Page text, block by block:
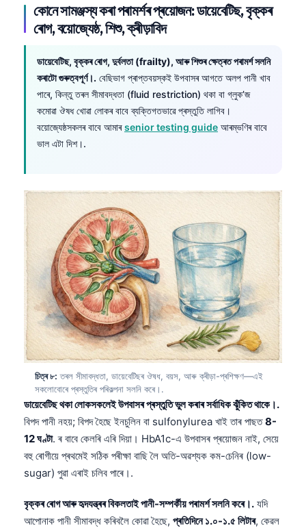
কোনে সামঞ্জস্য কৰা পৰামৰ্শৰ প্ৰয়োজন: ডায়েবেটিছ, বৃক্কৰ
ৰোগ, বয়োজ্যেষ্ঠ, শিশু, ক্ৰীড়াবিদ
ডায়েবেটিছ, বৃক্কৰ ৰোগ, দুৰ্বলতা (frailty), আৰু শিশুৰ ক্ষেত্ৰত পৰামৰ্শ সলনি
কৰাটো গুৰুত্বপূৰ্ণ।. বেছিভাগ প্ৰাপ্তবয়স্কই উপবাসৰ আগতে অলপ পানী খাব
পাৰে, কিন্তু তৰল সীমাবদ্ধতা (fluid restriction) থকা বা গ্লুক’জ
কমোৱা ঔষধ খোৱা লোকৰ বাবে ব্যক্তিগতভাৱে প্ৰস্তুতি লাগিব।
বয়োজ্যেষ্ঠসকলৰ বাবে আমাৰsenior testing guide আৰম্ভণিৰ বাবে
ভাল এটা দিশ।.
চিত্ৰ ৮: তৰল সীমাবদ্ধতা, ডায়েবেটিছৰ ঔষধ, বয়স, আৰু ক্ৰীড়া-প্ৰশিক্ষণ—এই
সকলোবোৰে প্ৰস্তুতিৰ পৰিকল্পনা সলনি কৰে।.
ডায়েবেটিছ থকা লোকসকলেই উপবাসৰ প্ৰস্তুতি ভুল কৰাৰ সৰ্বাধিক ঝুঁকিত থাকে।.
বিপদ পানী নহয়; বিপদ হৈছে ইনচুলিন বা sulfonylurea খাই তাৰ পাছত8-
12 ঘণ্টা. ৰ বাবে কেলৰি এৰি দিয়া। HbA1c-এ উপবাসৰ প্ৰয়োজন নাই, সেয়ে
বহু ৰোগীয়ে প্ৰথমেই সঠিক পৰীক্ষা বাছি লৈ অতি-অৱশ্যক কম-চেনিৰ (low-
sugar) পুৱা এৰাই চলিব পাৰে।.
বৃক্কৰ ৰোগ আৰু হৃদযন্ত্ৰৰ বিকলতাই পানী-সম্পৰ্কীয় পৰামৰ্শ সলনি কৰে।. যদি
আপোনাক পানী সীমাবদ্ধ কৰিবলৈ কোৱা হৈছে, প্ৰতিদিনে ১.০-১.৫ লিটাৰ, কেৱল
Lietuvių kalba
한국어
Slovenščina
Magyar
Shqip
বাংলা
اردو
मराठी
తెలుగు
தமிழ்
ગુજરાતી
ಕನ್ನಡ
മലയാളം
Bahasa Melayu
Tagalog
ไทย
ဗမာစာ
ភាសាខ្មែរ
Kiswahili
አማርኛ
Українська